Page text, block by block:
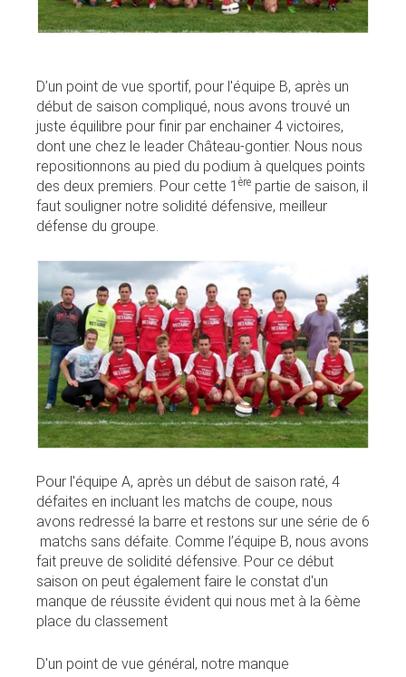
D’un point de vue sportif, pour l'équipe B, après un
début de saison compliqué, nous avons trouvé un
juste équilibre pour finir par enchainer 4 victoires,
dont une chez le leader Château-gontier. Nous nous
repositionnons au pied du podium à quelques points
des deux premiers. Pour cette 1 ère partie de saison, il
faut souligner notre solidité défensive, meilleur
défense du groupe.
Pour l'équipe A, après un début de saison raté, 4
défaites en incluant les matchs de coupe, nous
avons redressé la barre et restons sur une série de 6
matchs sans défaite. Comme l’équipe B, nous avons
fait preuve de solidité défensive. Pour ce début
saison on peut également faire le constat d'un
manque de réussite évident qui nous met à la 6ème
place du classement
D'un point de vue général, notre manque